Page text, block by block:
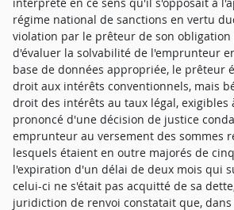
régime national de sanctions en vertu
violation par le prêteur de son
d'évaluer la solvabilité de l'emprunteur
base de données appropriée, le prêteur
droit aux intérêts conventionnels, mais
droit des intérêts au taux légal, exigibles
prononcé d'une décision de justice
emprunteur au versement des sommes
lesquels étaient en outre majorés de
l'expiration d'un délai de deux mois qui
celui-ci ne s'était pas acquitté de sa
juridiction de renvoi constatait que,